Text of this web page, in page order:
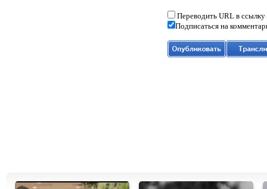
Переводить URL в ссылку
Подписаться на